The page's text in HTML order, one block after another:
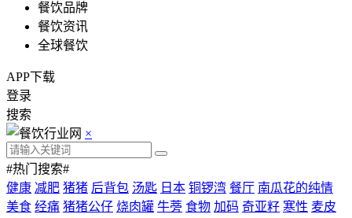
餐饮品牌
餐饮资讯
全球餐饮
APP下载
登录
搜索
×
#热门搜索#
健康 减肥 猪猪 后背包 汤匙 日本 铜锣湾 餐厅 南瓜花的纯情
美食 经痛 猪猪公仔 烧肉罐 牛蒡 食物 加码 奇亚籽 寒性 麦皮